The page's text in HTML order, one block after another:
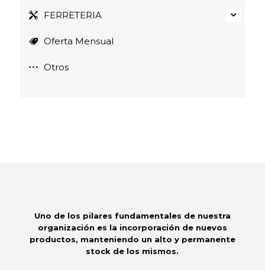
FERRETERIA
Oferta Mensual
Otros
Uno de los pilares fundamentales de nuestra
organización es la incorporación de nuevos
productos, manteniendo un alto y permanente
stock de los mismos.